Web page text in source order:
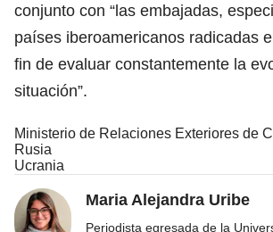
conjunto con “las embajadas,
países iberoamericanos radicadas
fin de evaluar constantemente la
situación”.
Ministerio de Relaciones Exteriores de
Rusia
Ucrania
Maria Alejandra Uribe
Periodista egresada de la